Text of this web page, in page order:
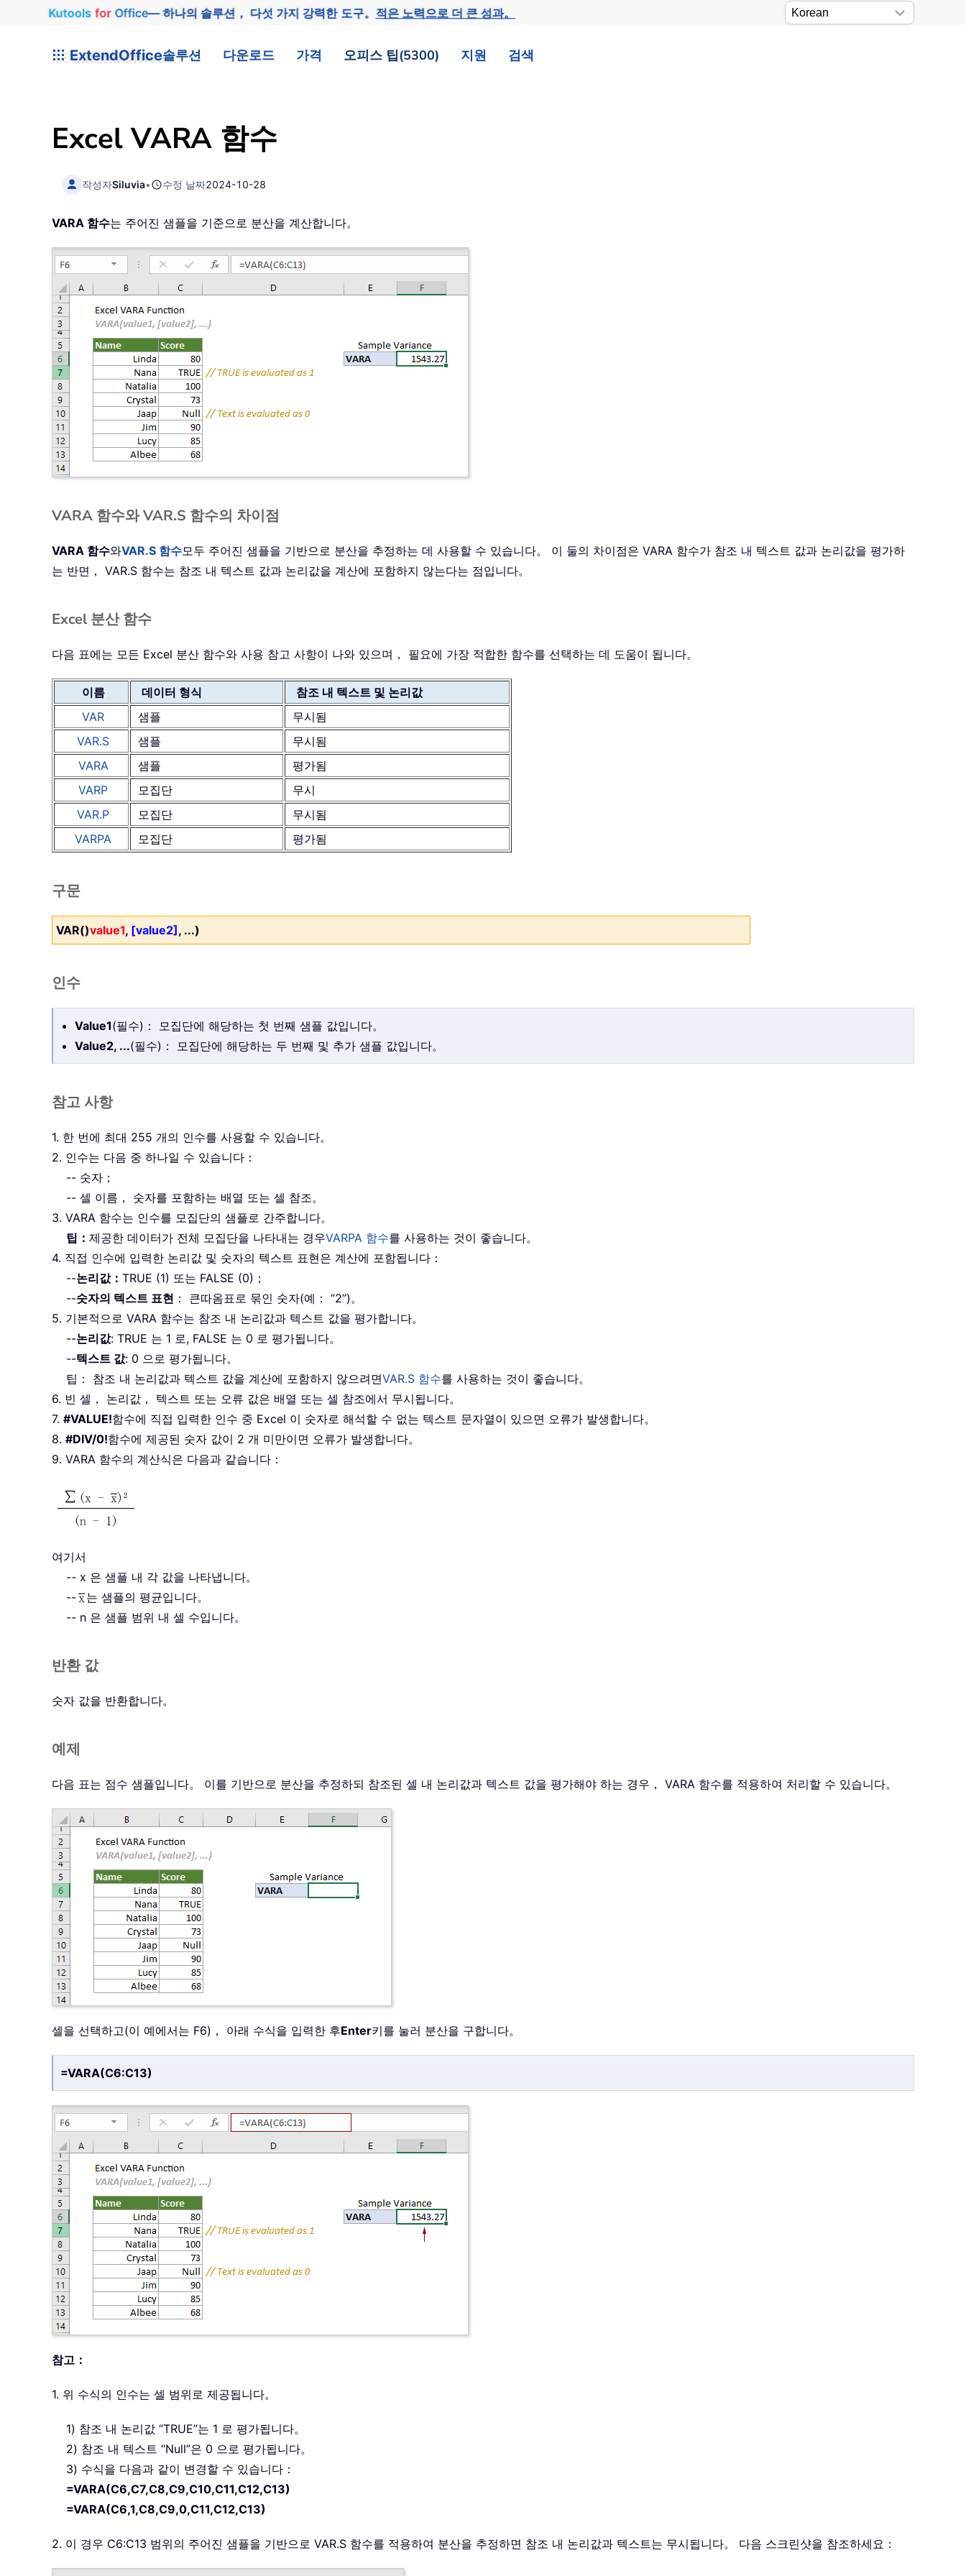
Kutools for Office— 하나의 솔루션， 다섯 가지 강력한 도구。적은 노력으로 더 큰 성과。
ExtendOffice솔루션 다운로드 가격 오피스 팁(5300) 지원 검색
Excel VARA 함수
작성자Siluvia• 수정 날짜2024-10-28
VARA 함수는 주어진 샘플을 기준으로 분산을 계산합니다。
VARA 함수와 VAR.S 함수의 차이점
VARA 함수와VAR.S 함수모두 주어진 샘플을 기반으로 분산을 추정하는 데 사용할 수 있습니다。 이 둘의 차이점은 VARA 함수가 참조 내 텍스트 값과 논리값을 평가하
는 반면， VAR.S 함수는 참조 내 텍스트 값과 논리값을 계산에 포함하지 않는다는 점입니다。
Excel 분산 함수
다음 표에는 모든 Excel 분산 함수와 사용 참고 사항이 나와 있으며， 필요에 가장 적합한 함수를 선택하는 데 도움이 됩니다。
이름 데이터 형식
참조 내 텍스트 및 논리값
VAR
샘플
무시됨
VAR.S
샘플
무시됨
VARA
샘플
평가됨
VARP
모집단
무시
VAR.P
모집단
무시됨
VARPA
모집단 평가됨
구문
VAR()value1, [value2] , ...)
인수
Value1(필수)： 모집단에 해당하는 첫 번째 샘플 값입니다。
Value2, ...(필수)： 모집단에 해당하는 두 번째 및 추가 샘플 값입니다。
참고 사항
1. 한 번에 최대 255 개의 인수를 사용할 수 있습니다。
2. 인수는 다음 중 하나일 수 있습니다：
-- 숫자；
-- 셀 이름， 숫자를 포함하는 배열 또는 셀 참조。
3. VARA 함수는 인수를 모집단의 샘플로 간주합니다。
팁： 제공한 데이터가 전체 모집단을 나타내는 경우VARPA 함수를 사용하는 것이 좋습니다。
4. 직접 인수에 입력한 논리값 및 숫자의 텍스트 표현은 계산에 포함됩니다：
--논리값： TRUE (1) 또는 FALSE (0)；
--숫자의 텍스트 표현 ： 큰따옴표로 묶인 숫자(예： “2”)。
5. 기본적으로 VARA 함수는 참조 내 논리값과 텍스트 값을 평가합니다。
--논리값: TRUE 는 1 로, FALSE 는 0 로 평가됩니다。
--텍스트 값: 0 으로 평가됩니다。
팁： 참조 내 논리값과 텍스트 값을 계산에 포함하지 않으려면VAR.S 함수를 사용하는 것이 좋습니다。
6. 빈 셀， 논리값， 텍스트 또는 오류 값은 배열 또는 셀 참조에서 무시됩니다。
7. #VALUE!함수에 직접 입력한 인수 중 Excel 이 숫자로 해석할 수 없는 텍스트 문자열이 있으면 오류가 발생합니다。
8. #DIV/0!함수에 제공된 숫자 값이 2 개 미만이면 오류가 발생합니다。
9. VARA 함수의 계산식은 다음과 같습니다：
여기서
-- x 은 샘플 내 각 값을 나타냅니다。
--
는 샘플의 평균입니다。
-- n 은 샘플 범위 내 셀 수입니다。
반환 값
숫자 값을 반환합니다。
예제
다음 표는 점수 샘플입니다。 이를 기반으로 분산을 추정하되 참조된 셀 내 논리값과 텍스트 값을 평가해야 하는 경우， VARA 함수를 적용하여 처리할 수 있습니다。
셀을 선택하고(이 예에서는 F6)， 아래 수식을 입력한 후Enter키를 눌러 분산을 구합니다。
=VARA(C6:C13)
참고：
1. 위 수식의 인수는 셀 범위로 제공됩니다。
1) 참조 내 논리값 “TRUE”는 1 로 평가됩니다。
2) 참조 내 텍스트 “Null”은 0 으로 평가됩니다。
3) 수식을 다음과 같이 변경할 수 있습니다：
=VARA(C6,C7,C8,C9,C10,C11,C12,C13)
=VARA(C6,1,C8,C9,0,C11,C12,C13)
2. 이 경우 C6:C13 범위의 주어진 샘플을 기반으로 VAR.S 함수를 적용하여 분산을 추정하면 참조 내 논리값과 텍스트는 무시됩니다。 다음 스크린샷을 참조하세요：